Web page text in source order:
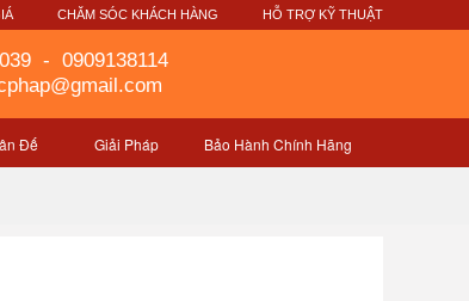
CHĂM SÓC KHÁCH HÀNG HỖ TRỢ KỸ THUẬT
- 0909138114
Đế Giải Pháp Bảo Hành Chính Hãng